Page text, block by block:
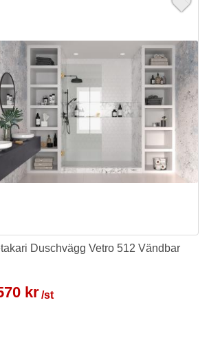
Duschvägg Vetro 512 Vändbar
kr /st